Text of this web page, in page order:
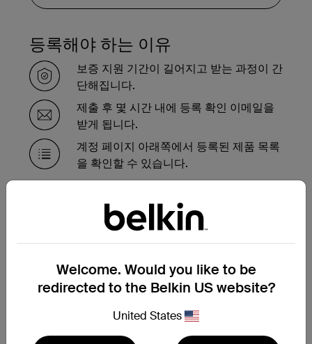
등록해야 하는 이유
보증 지원 기간이 길어지고 받는 과정이 간
단해집니다.
제출 후 몇 시간 내에 등록 확인 이메일을
받게 됩니다.
계정 페이지 아래쪽에서 등록된 제품 목록
을 확인할 수 있습니다.
보증 기간 내에 제품을 교체해
야 하는 경우
저희 지원팀에서 곧 연락하여 다음 단계를 안
내해 드리겠습니다.
보증 교환 요청 제출
Welcome. Would you like to be
redirected to the Belkin US website?
United States